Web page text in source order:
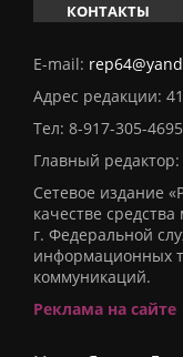
КОНТАКТЫ
E-mail:
Адрес редакции:
Тел: 8-917-305-4695
Главный
Сетевое издание
качестве
г. Федеральной
информационных
коммуникаций.
Реклама на сайте